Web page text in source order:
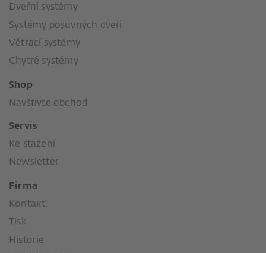
Dveřní systémy
Systémy posuvných dveří
Větrací systémy
Chytré systémy
Shop
Navštivte obchod
Servis
Ke stažení
Newsletter
Firma
Kontakt
Tisk
Historie